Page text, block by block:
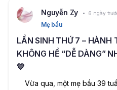
Nguyễn Zy 6 ngày
Mẹ bầu
LẦN SINH THỨ 7 – HÀNH
KHÔNG HỀ “DỄ DÀNG”
💙
Vừa qua, một mẹ bầu 39